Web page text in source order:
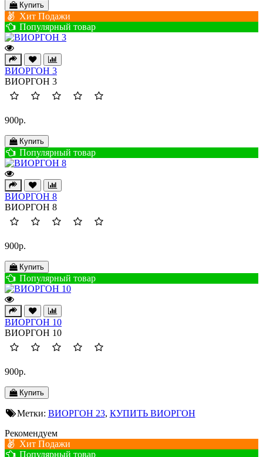
Купить
Хит Подажи
Популярный товар
ВИОРГОН 3
ВИОРГОН 3
900р.
Купить
Популярный товар
ВИОРГОН 8
ВИОРГОН 8
900р.
Купить
Популярный товар
ВИОРГОН 10
ВИОРГОН 10
900р.
Купить
Метки: ВИОРГОН 23, КУПИТЬ ВИОРГОН
Рекомендуем
Хит Подажи
Популярный товар